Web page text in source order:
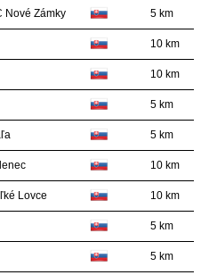
Nové Zámky 5 km
10 km
10 km
5 km
5 km
10 km
Lovce 10 km
5 km
5 km